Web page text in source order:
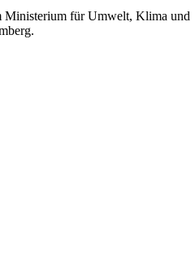
für Umwelt, Klima und